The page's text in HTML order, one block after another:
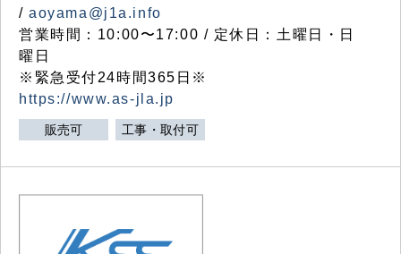
/aoyama@j1a.info
営業時間：10:00〜17:00 / 定休日：土曜日・日
曜日
※緊急受付24時間365日※
https://www.as-jla.jp
販売可 工事・取付可